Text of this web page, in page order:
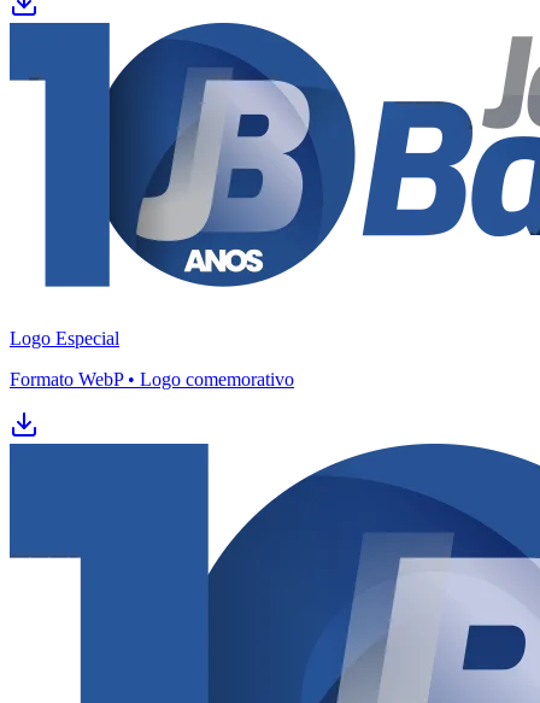
Logo Especial
Formato WebP • Logo comemorativo